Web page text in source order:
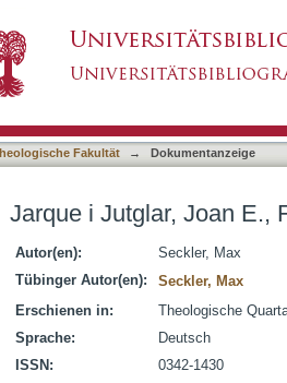
Fakultät → Dokumentanzeige
Jarque i Jutglar, Joan E.,
Autor(en):
Seckler, Max
Tübinger Autor(en):
Seckler, Max
Erschienen in:
Theologische
Sprache:
Deutsch
ISSN:
0342-1430